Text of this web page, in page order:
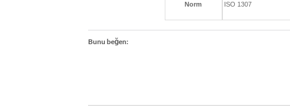
Norm ISO 1307
Bunu beğen: